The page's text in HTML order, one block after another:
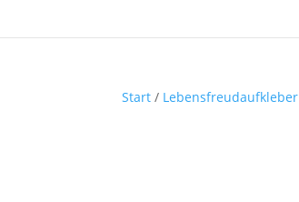
Start / Lebensfreudaufkleber